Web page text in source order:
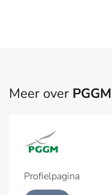
Meer over PGGM
Profielpagina